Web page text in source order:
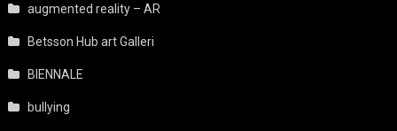
augmented reality – AR
Betsson Hub art Galleri
BIENNALE
bullying